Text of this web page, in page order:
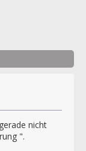
nicht
".